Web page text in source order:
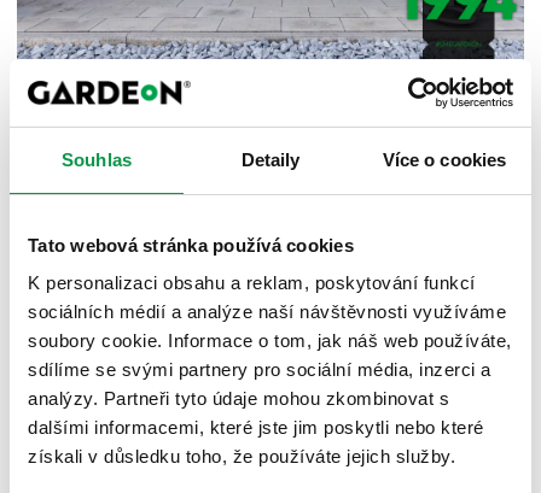
Souhlas Detaily Více o cookies
Tato webová stránka používá cookies
K personalizaci obsahu a reklam, poskytování funkcí
sociálních médií a analýze naší návštěvnosti využíváme
soubory cookie. Informace o tom, jak náš web používáte,
sdílíme se svými partnery pro sociální média, inzerci a
analýzy. Partneři tyto údaje mohou zkombinovat s
dalšími informacemi, které jste jim poskytli nebo které
získali v důsledku toho, že používáte jejich služby.
zakázán“ a máte místo pouze pro sebe. Inspirativní
prostor, kde uslyšíte opět vlastní myšlenky, a zároveň
Zdroj (Source):
Fotobanka GARDEON
Navrhni si vlastní zahradní domek!